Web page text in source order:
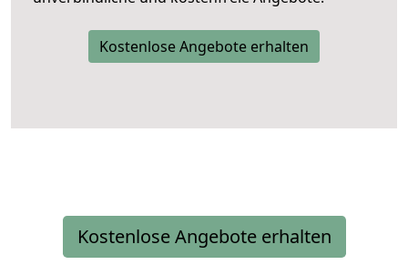
Kostenlose Angebote erhalten
Kostenlose Angebote erhalten